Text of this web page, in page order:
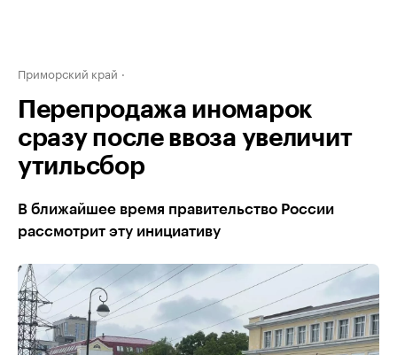
Приморский край
Перепродажа иномарок
сразу после ввоза увеличит
утильсбор
В ближайшее время правительство России
рассмотрит эту инициативу